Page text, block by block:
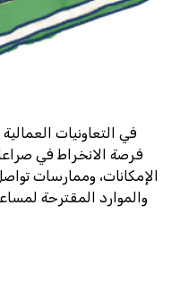
في التعاونيات
فرصة الانخراط في
الإمكانات، وممارسات
والموارد المقترحة